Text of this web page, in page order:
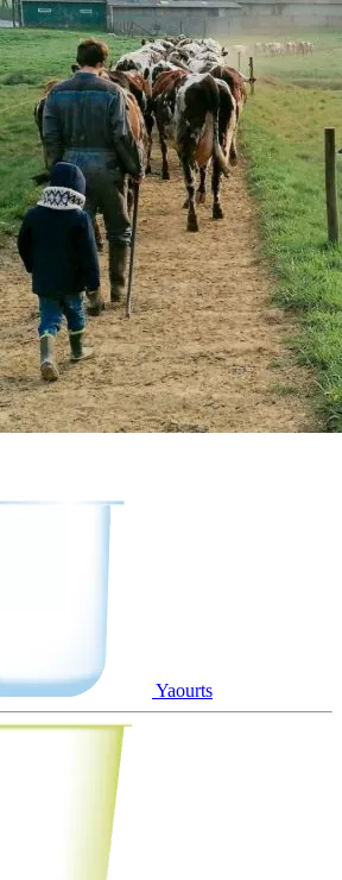
Yaourts